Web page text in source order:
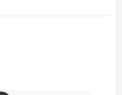
红外热像仪是一种非接触式VOCS
气体泄漏点并精确测温，实现VO
速侦测、定位。